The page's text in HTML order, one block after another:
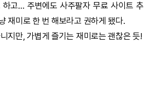
하고… 주변에도 사주팔자 무료 사이트 추
재미로 한 번 해보라고 권하게 됐다.
지만, 가볍게 즐기는 재미로는 괜찮은 듯!